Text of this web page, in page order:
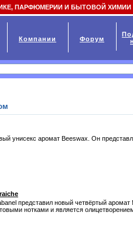
унисекс аромат Beeswax. Он
представил новый четвёртый аромат
нотками и является
ПАРФЮМЕРИИ И БЫТОВОЙ ХИМИИ
Компании Форум